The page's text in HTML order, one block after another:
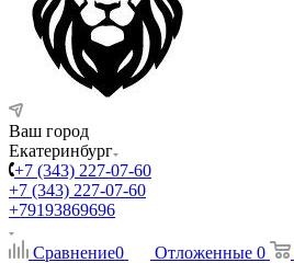
Ваш город
Екатеринбург
+7 (343) 227-07-60
+7 (343) 227-07-60
+79193869696
Сравнение0 Отложенные 0